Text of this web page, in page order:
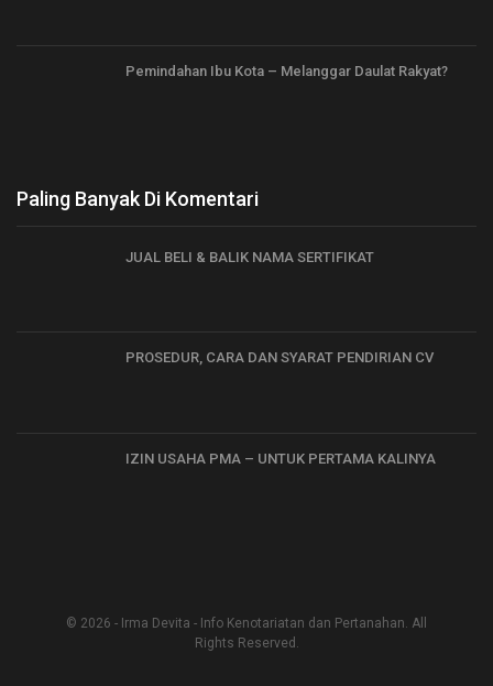
Pemindahan Ibu Kota – Melanggar Daulat Rakyat?
Paling Banyak Di Komentari
JUAL BELI & BALIK NAMA SERTIFIKAT
PROSEDUR, CARA DAN SYARAT PENDIRIAN CV
IZIN USAHA PMA – UNTUK PERTAMA KALINYA
© 2026 - Irma Devita - Info Kenotariatan dan Pertanahan. All
Rights Reserved.